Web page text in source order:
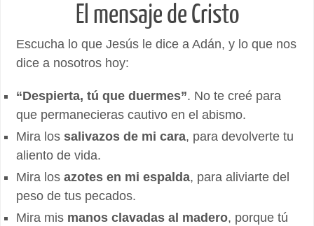
El mensaje de Cristo
Escucha lo que Jesús le dice a Adán, y lo que nos
dice a nosotros hoy:
“Despierta, tú que duermes”. No te creé para
que permanecieras cautivo en el abismo.
Mira los salivazos de mi cara, para devolverte tu
aliento de vida.
Mira los azotes en mi espalda, para aliviarte del
peso de tus pecados.
Mira mis manos clavadas al madero, porque tú